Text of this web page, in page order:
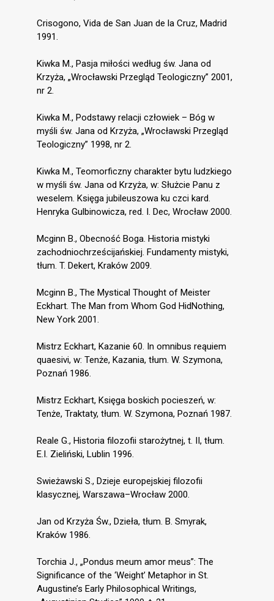
Crisogono, Vida de San Juan de la Cruz, Madrid
1991.
Kiwka M., Pasja miłości według św. Jana od
Krzyża, „Wrocławski Przegląd Teologiczny” 2001,
nr 2.
Kiwka M., Podstawy relacji człowiek – Bóg w
myśli św. Jana od Krzyża, „Wrocławski Przegląd
Teologiczny” 1998, nr 2.
Kiwka M., Teomorficzny charakter bytu ludzkiego
w myśli św. Jana od Krzyża, w: Służcie Panu z
weselem. Księga jubileuszowa ku czci kard.
Henryka Gulbinowicza, red. I. Dec, Wrocław 2000.
Mcginn B., Obecność Boga. Historia mistyki
zachodniochrześcijańskiej. Fundamenty mistyki,
tłum. T. Dekert, Kraków 2009.
Mcginn B., The Mystical Thought of Meister
Eckhart. The Man from Whom God HidNothing,
New York 2001.
Mistrz Eckhart, Kazanie 60. In omnibus reąuiem
quaesivi, w: Tenże, Kazania, tłum. W. Szymona,
Poznań 1986.
Mistrz Eckhart, Księga boskich pocieszeń, w:
Tenże, Traktaty, tłum. W. Szymona, Poznań 1987.
Reale G., Historia filozofii starożytnej, t. II, tłum.
E.I. Zieliński, Lublin 1996.
Swieżawski S., Dzieje europejskiej filozofii
klasycznej, Warszawa–Wrocław 2000.
Jan od Krzyża Św., Dzieła, tłum. B. Smyrak,
Kraków 1986.
Torchia J., „Pondus meum amor meus”: The
Significance of the ‘Weight’ Metaphor in St.
Augustine’s Early Philosophical Writings,